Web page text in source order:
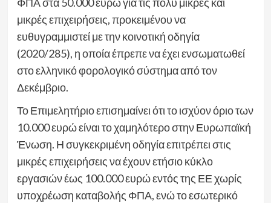
μικρές επιχειρήσεις, προκειμένου να
ευθυγραμμιστεί με την κοινοτική οδηγία
(2020/285), η οποία έπρεπε να έχει ενσωματωθεί
στο ελληνικό φορολογικό σύστημα από τον
Δεκέμβριο.
Το Επιμελητήριο επισημαίνει ότι το ισχύον όριο των
10.000 ευρώ είναι το χαμηλότερο στην Ευρωπαϊκή
Ένωση. Η συγκεκριμένη οδηγία επιτρέπει στις
μικρές επιχειρήσεις να έχουν ετήσιο κύκλο
εργασιών έως 100.000 ευρώ εντός της ΕΕ χωρίς
υποχρέωση καταβολής ΦΠΑ, ενώ το εσωτερικό